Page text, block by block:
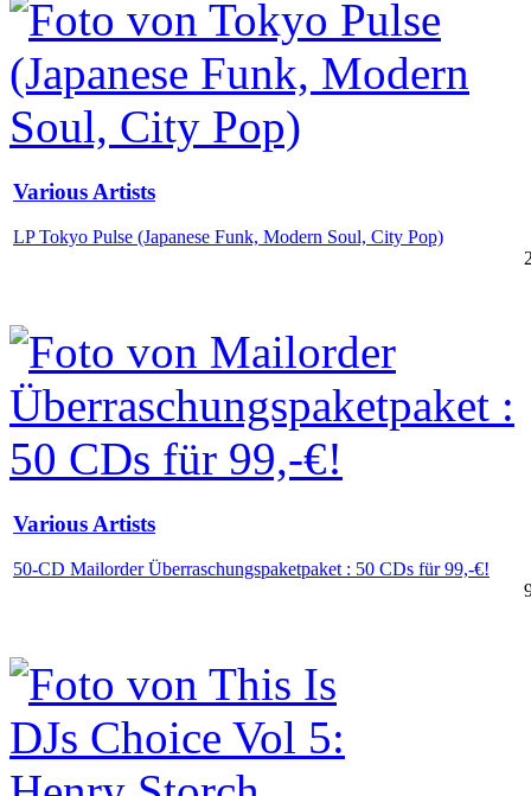
Various Artists
LP Tokyo Pulse (Japanese Funk, Modern Soul, City Pop)
Various Artists
50-CD Mailorder Überraschungspaketpaket : 50 CDs für 99,-€!